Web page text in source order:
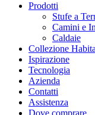
Prodotti
Stufe a
Camini e
Caldaie
Collezione
Ispirazione
Tecnologia
Azienda
Contatti
Assistenza